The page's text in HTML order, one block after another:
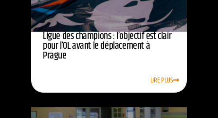
Ligue des champions : l’objectif est clair
pour l’OL avant le déplacement à
Prague
LIRE PLUS